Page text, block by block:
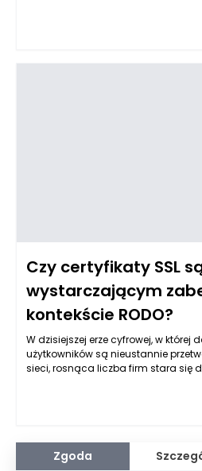
Czy certyfikaty SSL
wystarczającym
kontekście RODO?
W dzisiejszej erze cyfrowej, w której
użytkowników są nieustannie
sieci, rosnąca liczba firm stara się
Zgoda